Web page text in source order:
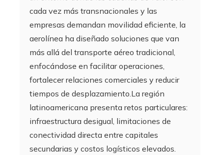
cada vez más transnacionales y las
empresas demandan movilidad eficiente, la
aerolínea ha diseñado soluciones que van
más allá del transporte aéreo tradicional,
enfocándose en facilitar operaciones,
fortalecer relaciones comerciales y reducir
tiempos de desplazamiento.La región
latinoamericana presenta retos particulares:
infraestructura desigual, limitaciones de
conectividad directa entre capitales
secundarias y costos logísticos elevados.